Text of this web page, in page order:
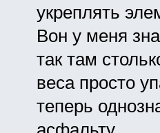
укреплять
Вон у меня
так там
веса просто
теперь